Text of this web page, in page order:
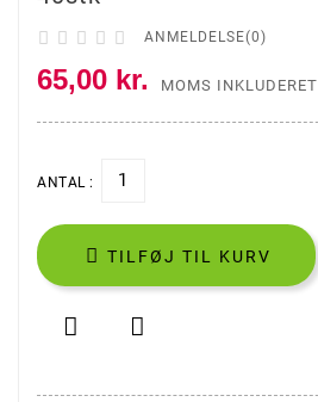
     ANMELDELSE(0)
65,00 kr. MOMS INKLUDERET
ANTAL :
 TILFØJ TIL KURV
 